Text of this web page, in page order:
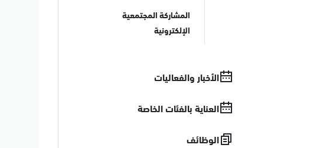
المشاركة المجتمعية
الإلكترونية
الأخبار والفعاليات
العناية بالفئات الخاصة
الوظائف